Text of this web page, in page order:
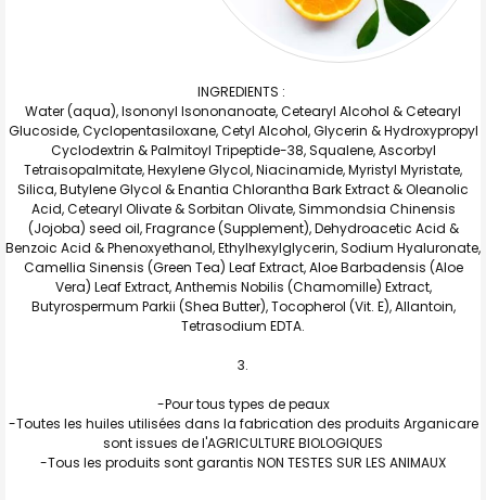
INGREDIENTS :
Water (aqua), Isononyl Isononanoate, Cetearyl Alcohol & Cetearyl
Glucoside, Cyclopentasiloxane, Cetyl Alcohol, Glycerin & Hydroxypropyl
Cyclodextrin & Palmitoyl Tripeptide-38, Squalene, Ascorbyl
Tetraisopalmitate, Hexylene Glycol, Niacinamide, Myristyl Myristate,
Silica, Butylene Glycol & Enantia Chlorantha Bark Extract & Oleanolic
Acid, Cetearyl Olivate & Sorbitan Olivate, Simmondsia Chinensis
(Jojoba) seed oil, Fragrance (Supplement), Dehydroacetic Acid &
Benzoic Acid & Phenoxyethanol, Ethylhexylglycerin, Sodium Hyaluronate,
Camellia Sinensis (Green Tea) Leaf Extract, Aloe Barbadensis (Aloe
Vera) Leaf Extract, Anthemis Nobilis (Chamomille) Extract,
Butyrospermum Parkii (Shea Butter), Tocopherol (Vit. E), Allantoin,
Tetrasodium EDTA.
-Pour tous types de peaux
-Toutes les huiles utilisées dans la fabrication des produits Arganicare
sont issues de l'AGRICULTURE BIOLOGIQUES
-Tous les produits sont garantis NON TESTES SUR LES ANIMAUX